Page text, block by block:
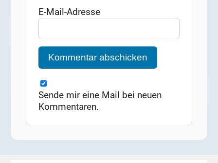
E-Mail-Adresse
Sende mir eine Mail bei neuen
Kommentaren.